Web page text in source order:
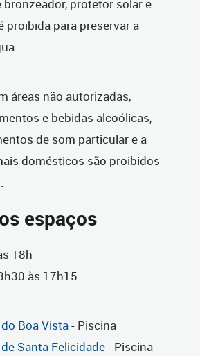
bronzeador, protetor solar e
proibida para preservar a
áreas não autorizadas,
e bebidas alcoólicas,
de som particular e a
domésticos são proibidos
espaços
18h
às 17h15
Boa Vista- Piscina
Santa Felicidade- Piscina